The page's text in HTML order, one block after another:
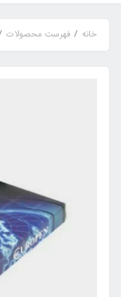
خانه فهرست محصولات